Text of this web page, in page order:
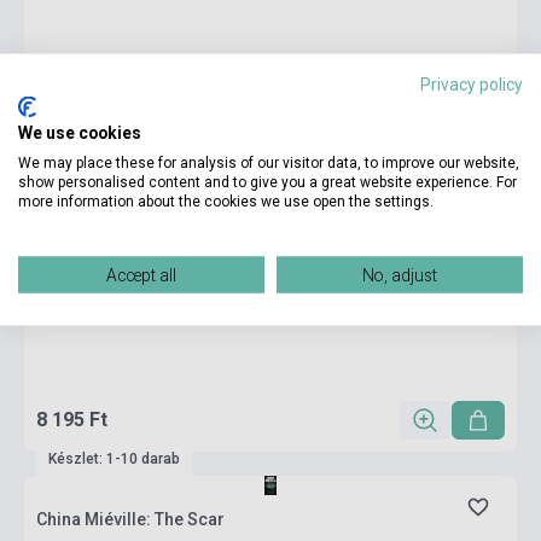
8 195 Ft
Készlet: 1-10 darab
China Miéville: The Scar
Privacy policy
We use cookies
We may place these for analysis of our visitor data, to improve our website,
show personalised content and to give you a great website experience. For
more information about the cookies we use open the settings.
Accept all No, adjust